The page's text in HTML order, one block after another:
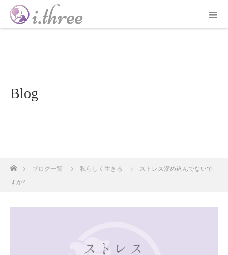
Blog
ホームブログ一覧 私らしく生きる
ストレス溜め込んでないで
すか?